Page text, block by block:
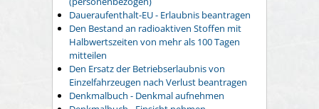
Daueraufenthalt-EU - Erlaubnis beantragen
Den Bestand an radioaktiven Stoffen mit
Halbwertszeiten von mehr als 100 Tagen
mitteilen
Den Ersatz der Betriebserlaubnis von
Einzelfahrzeugen nach Verlust beantragen
Denkmalbuch - Denkmal aufnehmen